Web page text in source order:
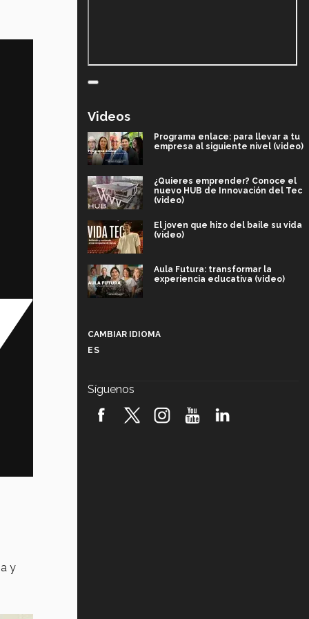
y
Videos
Programa enlace: para llevar a tu
empresa al siguiente nivel (video)
¿Quieres emprender? Conoce el
nuevo HUB de Innovación del Tec
(video)
El joven que hizo del baile su vida
(video)
Aula Futura: transformar la
experiencia educativa (video)
robótica FIRST 2026! (video)
CAMBIAR IDIOMA
ES
Síguenos